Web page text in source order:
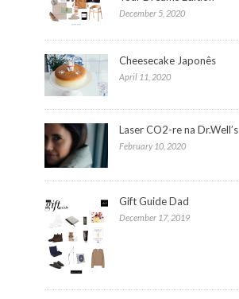
December 5, 2020
Cheesecake Japonês
April 11, 2020
Laser CO2-re na Dr.Well’s
February 10, 2020
Gift Guide Dad
December 17, 2019